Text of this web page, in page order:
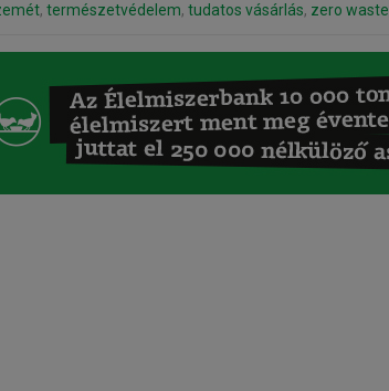
, természetvédelem, tudatos vásárlás, zero waste